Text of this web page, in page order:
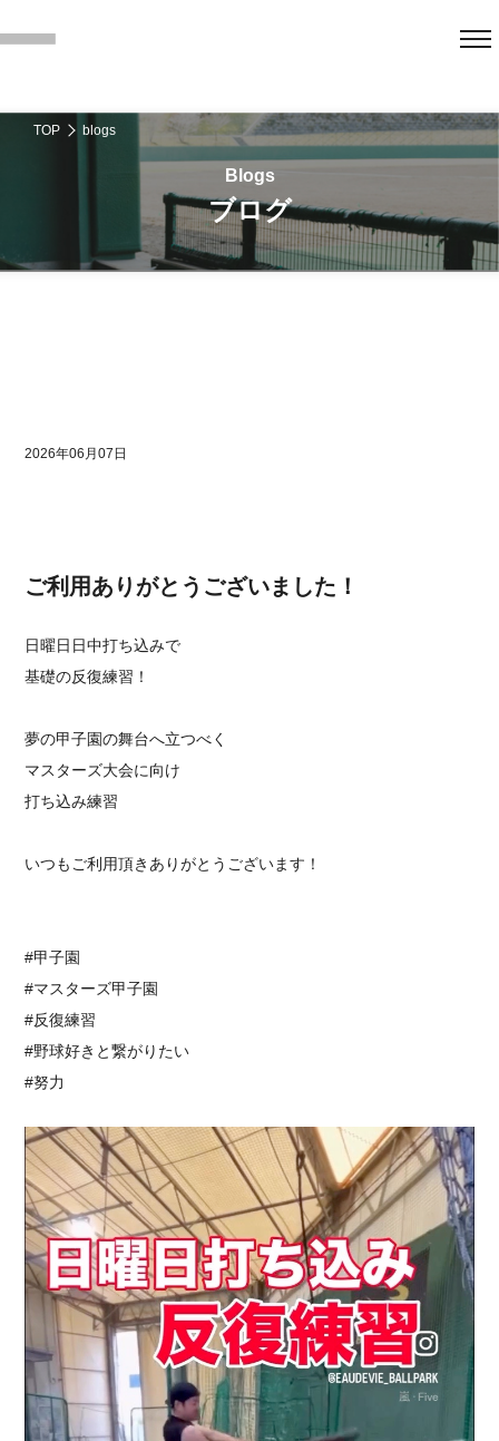
TOP blogs
ブログ
2026年06月07日
ご利用ありがとうございました！
日曜日日中打ち込みで
基礎の反復練習！
夢の甲子園の舞台へ立つべく
マスターズ大会に向け
打ち込み練習
いつもご利用頂きありがとうございます！
#甲子園
#マスターズ甲子園
#反復練習
#野球好きと繋がりたい
#努力